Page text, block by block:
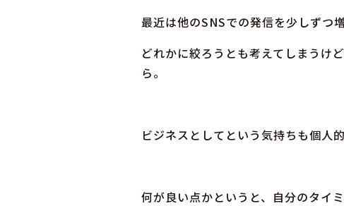
最近は他のSNSでの発信を少しずつ
どれかに絞ろうとも考えてしまうけ
ら。
ビジネスとしてという気持ちも個人
何が良い点かというと、自分のタイ